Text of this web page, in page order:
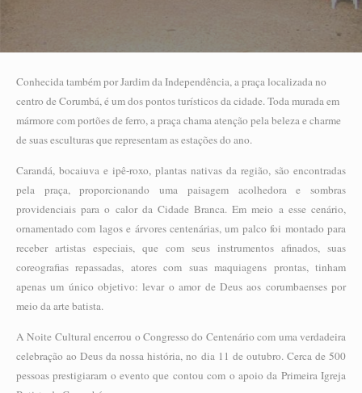
Conhecida também por Jardim da Independência, a praça localizada no
centro de Corumbá, é um dos pontos turísticos da cidade. Toda murada em
mármore com portões de ferro, a praça chama atenção pela beleza e charme
de suas esculturas que representam as estações do ano.
Carandá, bocaiuva e ipê-roxo, plantas nativas da região, são encontradas
pela praça, proporcionando uma paisagem acolhedora e sombras
providenciais para o calor da Cidade Branca. Em meio a esse cenário,
ornamentado com lagos e árvores centenárias, um palco foi montado para
receber artistas especiais, que com seus instrumentos afinados, suas
coreografias repassadas, atores com suas maquiagens prontas, tinham
apenas um único objetivo: levar o amor de Deus aos corumbaenses por
meio da arte batista.
A Noite Cultural encerrou o Congresso do Centenário com uma verdadeira
celebração ao Deus da nossa história, no dia 11 de outubro. Cerca de 500
pessoas prestigiaram o evento que contou com o apoio da Primeira Igreja